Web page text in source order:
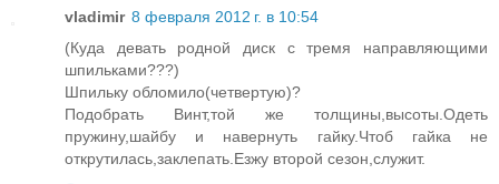
vladimir 8 февраля 2012 г. в 10:54
(Куда девать родной диск с тремя направляющими
шпильками???)
Шпильку обломило(четвертую)?
Подобрать Винт,той же толщины,высоты.Одеть
пружину,шайбу и навернуть гайку.Чтоб гайка не
открутилась,заклепать.Езжу второй сезон,служит.